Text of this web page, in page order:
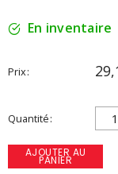
En inventaire
Prix
Quantité
AJOUTER AU
PANIER